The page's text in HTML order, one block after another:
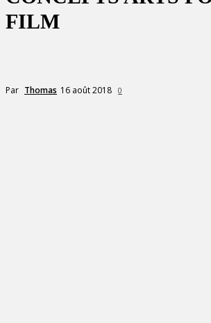
FILM
Par Thomas 16 août 2018 0